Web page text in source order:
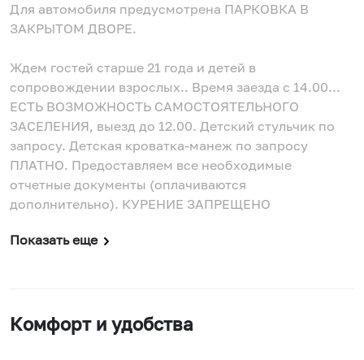
Для автомобиля предусмотрена ПАРКОВКА В
ЗАКРЫТОМ ДВОРЕ.
Ждем гостей старше 21 года и детей в
сопровождении взрослых.. Время заезда с 14.00...
ЕСТЬ ВОЗМОЖНОСТЬ САМОСТОЯТЕЛЬНОГО
ЗАСЕЛЕНИЯ, выезд до 12.00. Детский стульчик по
запросу. Детская кроватка-манеж по запросу
ПЛАТНО. Предоставляем все необходимые
отчетные документы (оплачиваются
дополнительно). КУРЕНИЕ ЗАПРЕЩЕНО
Показать еще
Комфорт и удобства